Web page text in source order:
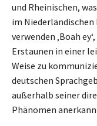
und Rheinischen,
im
verwenden ‚Boah
Erstaunen in einer
Weise zu
deutschen
außerhalb seiner
Phänomen